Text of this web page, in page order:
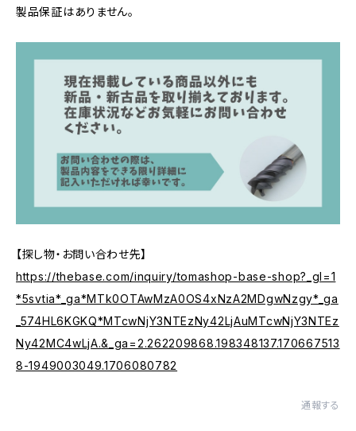
製品保証はありません。
【探し物・お問い合わせ先】
https://thebase.com/inquiry/tomashop-base-shop?_gl=1
*5svtia*_ga*MTk0OTAwMzA0OS4xNzA2MDgwNzgy*_ga
_574HL6KGKQ*MTcwNjY3NTEzNy42LjAuMTcwNjY3NTEz
Ny42MC4wLjA.&_ga=2.262209868.198348137.170667513
8-1949003049.1706080782
通報する